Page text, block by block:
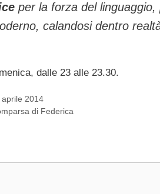
per la forza del
calandosi dentro
dalle 23 alle 23.30.
2014
di Federica